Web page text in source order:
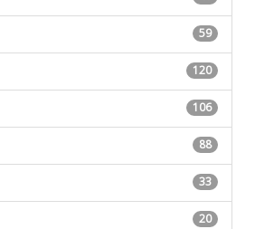
59
120
106
88
33
20